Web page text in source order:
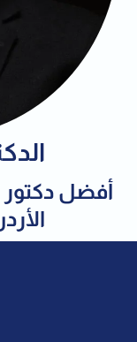
أفضل دكتور